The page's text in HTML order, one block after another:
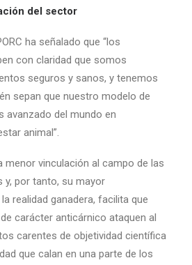
del sector
ha señalado que “los
con claridad que somos
seguros y sanos, y tenemos
sepan que nuestro modelo de
avanzado del mundo en
animal”.
menor vinculación al campo de las
y, por tanto, su mayor
realidad ganadera, facilita que
carácter anticárnico ataquen al
carentes de objetividad científica
que calan en una parte de los